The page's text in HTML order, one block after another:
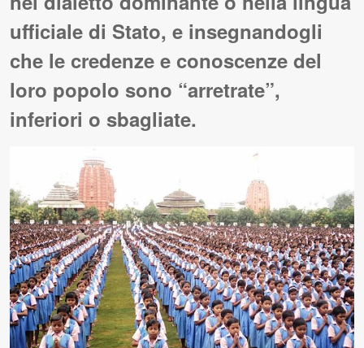
ufficiale di Stato, e insegnandogli
che le credenze e conoscenze del
loro popolo sono “arretrate”,
inferiori o sbagliate.